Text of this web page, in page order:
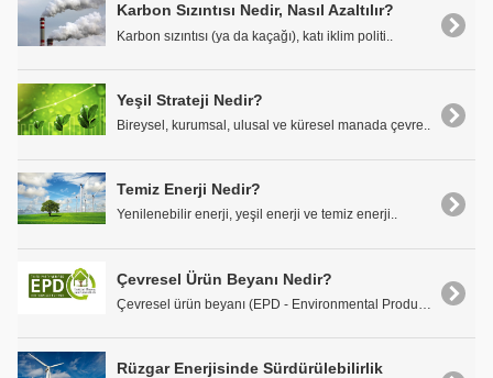
Karbon Sızıntısı Nedir, Nasıl Azaltılır?
Karbon sızıntısı (ya da kaçağı), katı iklim politi..
Yeşil Strateji Nedir?
Bireysel, kurumsal, ulusal ve küresel manada çevre..
Temiz Enerji Nedir?
Yenilenebilir enerji, yeşil enerji ve temiz enerji..
Çevresel Ürün Beyanı Nedir?
Rüzgar Enerjisinde Sürdürülebilirlik